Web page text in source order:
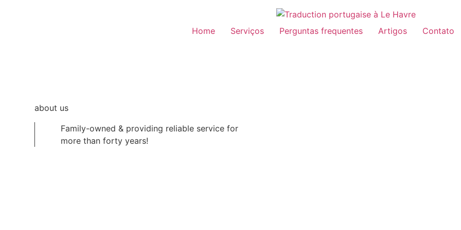
Home Serviços Perguntas frequentes Artigos Contato
about us
Family-owned & providing reliable service for
more than forty years!